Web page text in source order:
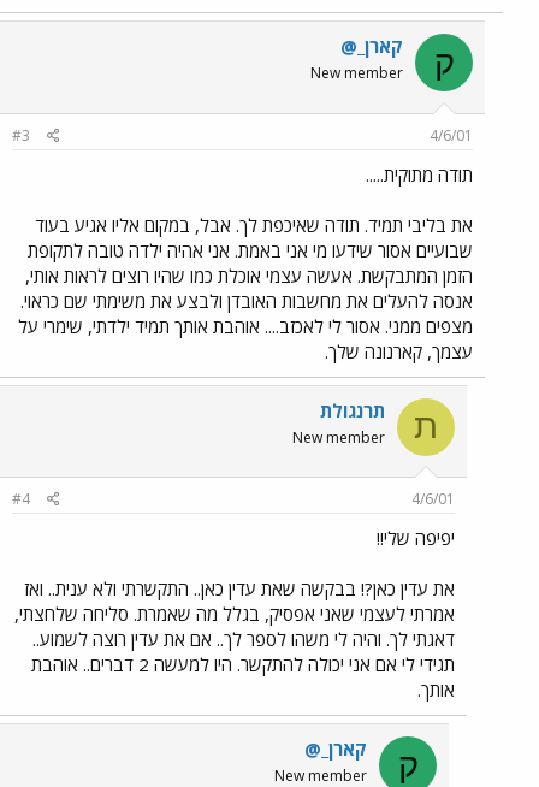
ק קארן_@
New member
4/6/01
#3
תודה מתוקית.....
את בליבי תמיד. תודה שאיכפת לך. אבל, במקום אליו אגיע בעוד
שבועיים אסור שידעו מי אני באמת. אני אהיה ילדה טובה לתקופת
הזמן המתבקשת. אעשה עצמי אוכלת כמו שהיו רוצים לראות אותי,
אנסה להעלים את מחשבות האובדן ולבצע את משימתי שם כראוי.
מצפים ממני. אסור לי לאכזב.... אוהבת אותך תמיד ילדתי, שימרי על
עצמך, קארנונה שלך.
ת תרנגולת
New member
4/6/01
#4
יפיפה שלי!!
את עדין כאן?! בבקשה שאת עדין כאן.. התקשרתי ולא ענית.. ואז
אמרתי לעצמי שאני אפסיק, בגלל מה שאמרת. סליחה שלחצתי,
דאגתי לך. והיה לי משהו לספר לך.. אם את עדין רוצה לשמוע..
תגידי לי אם אני יכולה להתקשר. היו למעשה 2 דברים.. אוהבת
אותך.
ק קארן_@
New member